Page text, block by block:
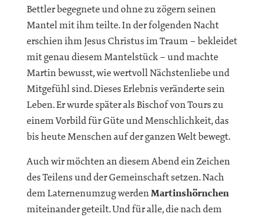
Bettler begegnete und ohne zu zögern seinen
Mantel mit ihm teilte. In der folgenden Nacht
erschien ihm Jesus Christus im Traum – bekleidet
mit genau diesem Mantelstück – und machte
Martin bewusst, wie wertvoll Nächstenliebe und
Mitgefühl sind. Dieses Erlebnis veränderte sein
Leben. Er wurde später als Bischof von Tours zu
einem Vorbild für Güte und Menschlichkeit, das
bis heute Menschen auf der ganzen Welt bewegt.
Auch wir möchten an diesem Abend ein Zeichen
des Teilens und der Gemeinschaft setzen. Nach
dem Laternenumzug werdenMartinshörnchen
miteinander geteilt. Und für alle, die nach dem